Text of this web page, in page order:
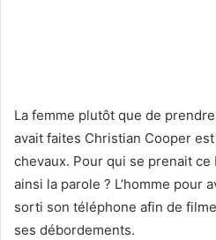
La femme plutôt que de
avait faites Christian Cooper
chevaux. Pour qui se prenait
ainsi la parole ? L’homme pour
sorti son téléphone afin de
ses débordements.